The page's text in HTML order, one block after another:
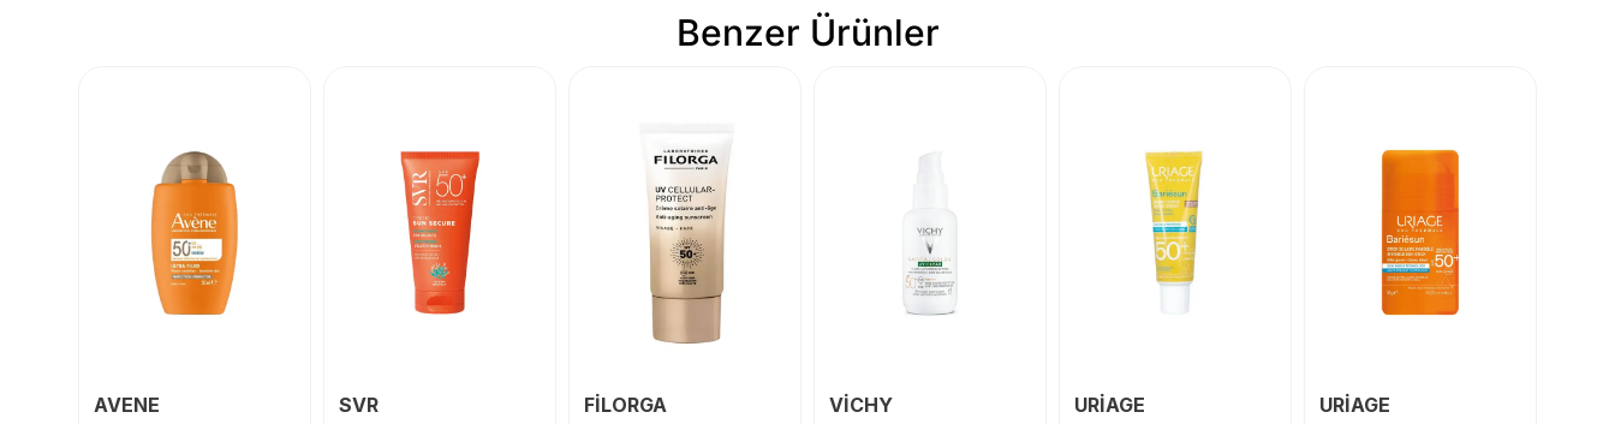
Benzer Ürünler
AVENE
SVR
FİLORGA
VİCHY
URİAGE
URİAGE